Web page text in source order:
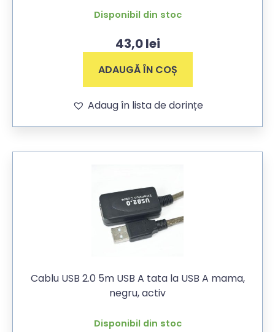
Disponibil din stoc
43,0lei
ADAUGĂ ÎN COȘ
Adaug în lista de dorințe
Cablu USB 2.0 5m USB A tata la USB A mama,
negru, activ
Disponibil din stoc